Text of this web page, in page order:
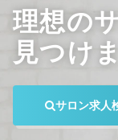
理想の
見つけ
サロン求人